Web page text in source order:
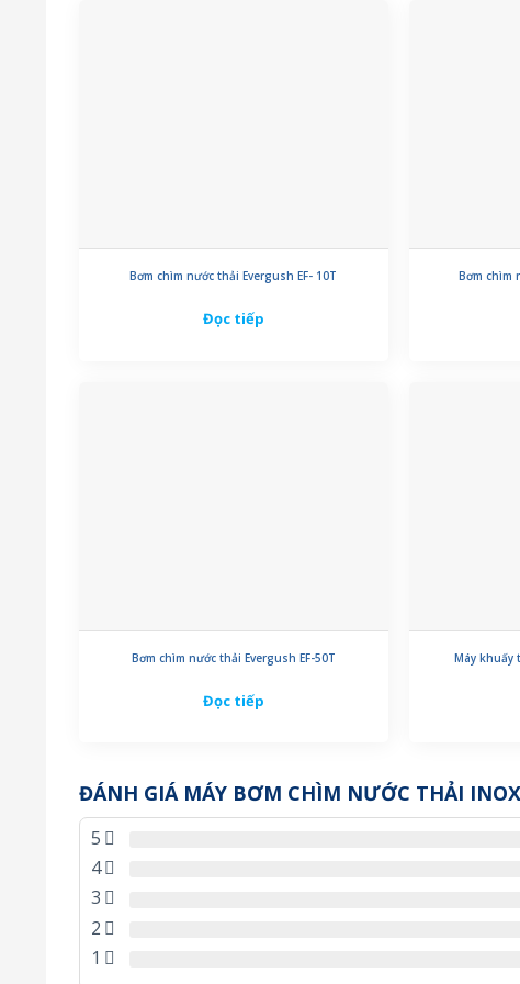
Bơm chìm nước thải Evergush EF- 10T
Đọc tiếp
Bơm chìm
Bơm chìm nước thải Evergush EF-50T
Đọc tiếp
Máy khuấy
ĐÁNH GIÁ MÁY BƠM CHÌM NƯỚC THẢI
5
4
3
2
1